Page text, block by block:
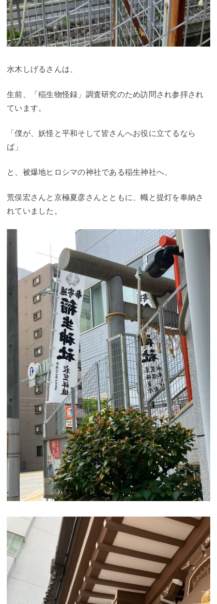
水木しげるさんは、
生前、「稲生物怪録」調査研究のため訪問され参拝され
ています。
「僕が、妖怪と平和そして皆さんへお役に立てるなら
ば」
と、被爆地ヒロシマの神社である稲生神社へ、
荒俣宏さんと京極夏彦さんとともに、幟と提灯を奉納さ
れていました。